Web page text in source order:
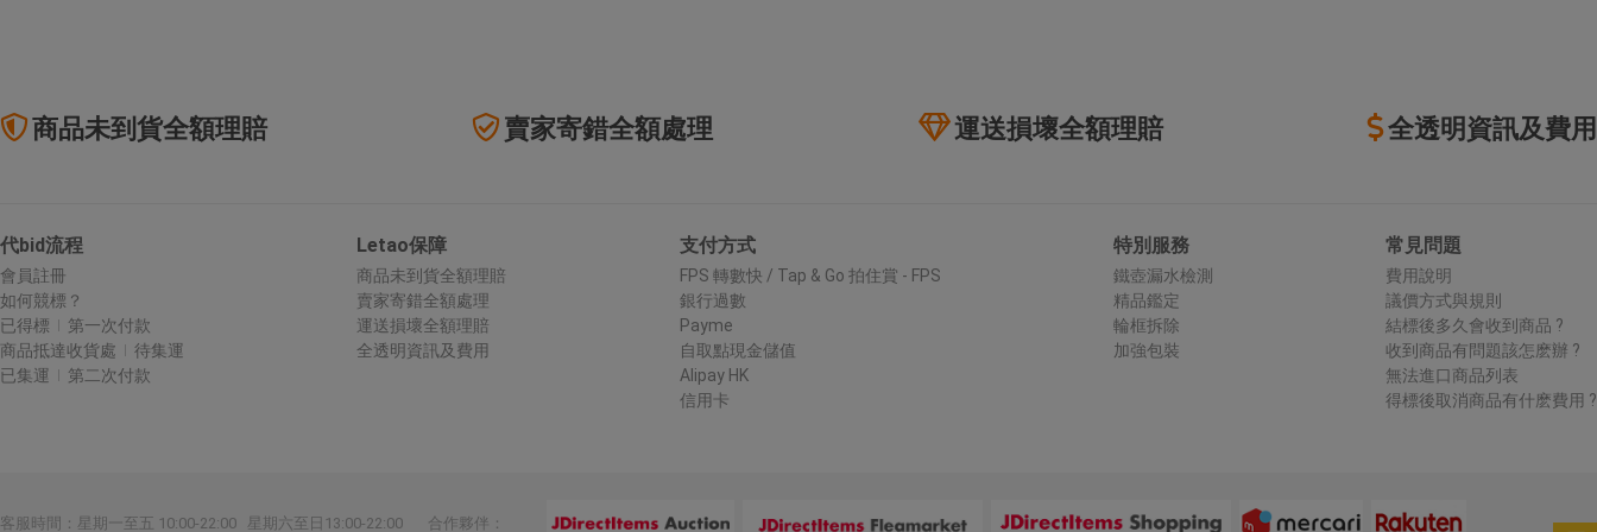
商品未到貨全額理賠 賣家寄錯全額處理 運送損壞全額理賠 全透明資訊及費用
代bid流程
會員註冊
如何競標？
已得標
第一次付款
商品抵達收貨處
待集運
已集運
第二次付款
Letao保障
商品未到貨全額理賠
賣家寄錯全額處理
運送損壞全額理賠
全透明資訊及費用
支付方式
FPS 轉數快 / Tap & Go 拍住賞 - FPS
銀行過數
Payme
自取點現金儲值
Alipay HK
信用卡
特別服務
鐵壺漏水檢測
精品鑑定
輪框拆除
加強包裝
常見問題
費用說明
議價方式與規則
結標後多久會收到商品 ?
收到商品有問題該怎麽辦 ?
無法進口商品列表
得標後取消商品有什麽費用 ?
客服時間：星期一至五 10:00-22:00 星期六至日13:00-22:00 合作夥伴：